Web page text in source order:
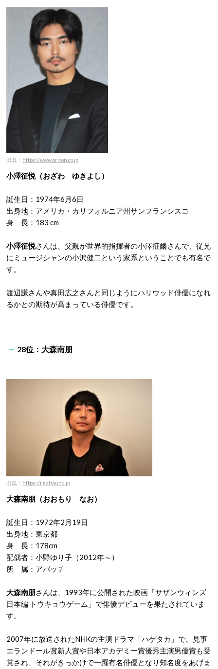
出典： https://www.oricon.co.jp
小澤征悦（おざわ ゆきよし）
誕生日：1974年6月6日
出身地：アメリカ・カリフォルニア州サンフランシスコ
身 長：183 cm
小澤征悦さんは、父親が世界的指揮者の小澤征爾さんで、従兄
にミュージシャンの小沢健二という家系ということでも有名で
す。
渡辺謙さんや真田広之さんと同じようにハリウッド俳優になれ
るかとの期待が高まっている俳優です。
28位：大森南朋
出典： https://realsound.jp
大森南朋（おおもり なお）
誕生日：1972年2月19日
出身地：東京都
身 長：178cm
配偶者：小野ゆり子（2012年～）
所 属：アパッチ
大森南朋さんは、1993年に公開された映画「サザンウィンズ
日本編 トウキョウゲーム」で俳優デビューを果たされていま
す。
2007年に放送されたNHKの主演ドラマ「ハゲタカ」で、見事
エランドール賞新人賞や日本アカデミー賞優秀主演男優賞も受
賞され、それがきっかけで一躍有名俳優となり知名度をあげま